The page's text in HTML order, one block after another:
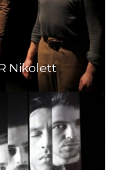
Nikolett